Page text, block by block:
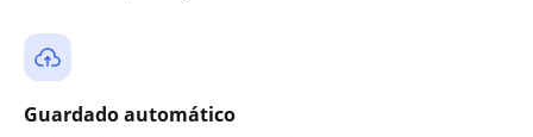
Guardado automático